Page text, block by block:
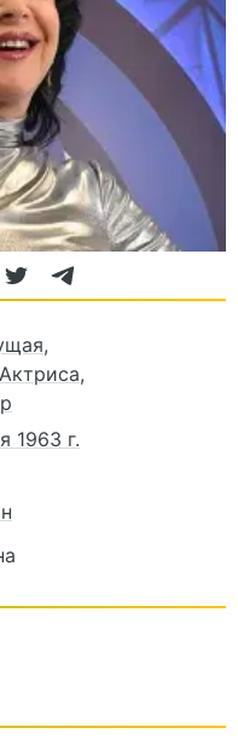
,
Актриса,
1963 г.